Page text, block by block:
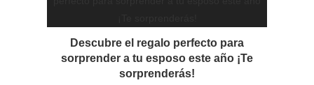
Descubre el regalo perfecto para
sorprender a tu esposo este año ¡Te
sorprenderás!